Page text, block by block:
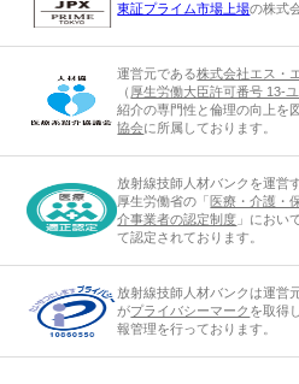
東証プライム市場上場の株式
運営元である株式会社エス・
（ 厚生労働大臣許可番号 13-
紹介の専門性と倫理の向上を
協会に所属しております。
放射線技師人材バンクを運営
厚生労働省の「 医療・介護・
介事業者の認定制度 」におい
て認定されております。
放射線技師人材バンクは運営
がプライバシーマーク を取得
報管理を行っております。